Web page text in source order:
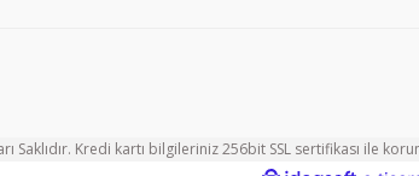
Kredi kartı bilgileriniz 256bit SSL sertifikası ile